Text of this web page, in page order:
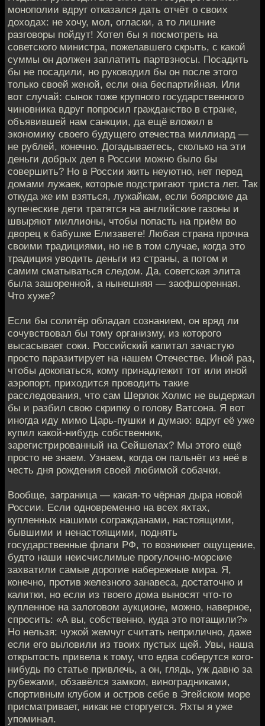
монополии вдруг отказался дать отчёт о своих
доходах: не хочу, мол, огласки, а то лишние
разговоры пойдут! Хотел бы я посмотреть на
советского министра, пожелавшего скрыть, с какой
суммы он должен заплатить партвзносы. Посадить
бы не посадили, но руководил бы он после этого
только своей женой, если она беспартийная. Или
вот случай: сынок тоже крупного государственного
чиновника вдруг попросил гражданство в стране,
объявившей нам санкции, да ещё вложил в
экономику своего будущего отечества миллиард —
не рублей, конечно. Догадываетесь, сколько на эти
деньги добрых дел в России можно было бы
совершить? Но в России жить неуютно, нет перед
домами лужаек, которые подстригают триста лет. Так
откуда же им взяться, лужайкам, если боярские да
купеческие дети тратятся на английские газоны и
швыряют миллионы, чтобы попасть на приём во
дворец к бабушке Елизавете! Любая страна прочна
своими традициями, но не в том случае, когда это
традиция уводить деньги из страны, а потом и
самим сматываться следом. Да, советская элита
была зашоренной, а нынешняя — заофшоренная.
Что хуже?
Если бы солитёр обладал сознанием, он вряд ли
сочувствовал бы тому организму, из которого
высасывает соки. Российский капитал зачастую
просто паразитирует на нашем Отечестве. Иной раз,
чтобы докопаться, кому принадлежит тот или иной
аэропорт, приходится проводить такие
расследования, что сам Шерлок Холмс не выдержал
бы и разбил свою скрипку о голову Ватсона. Я вот
иногда иду мимо Царь-пушки и думаю: вдруг её уже
купил какой-нибудь собственник,
зарегистрированный на Сейшелах? Мы этого ещё
просто не знаем. Узнаем, когда он пальнёт из неё в
честь дня рождения своей любимой собачки.
Вообще, заграница — какая-то чёрная дыра новой
России. Если одновременно на всех яхтах,
купленных нашими согражданами, настоящими,
бывшими и ненастоящими, поднять
государственные флаги РФ, то возникнет ощущение,
будто наши неисчислимые прогулочно-морские
захватили самые дорогие набережные мира. Я,
конечно, против железного занавеса, достаточно и
калитки, но если из твоего дома выносят что-то
купленное на залоговом аукционе, можно, наверное,
спросить: «А вы, собственно, куда это потащили?»
Но нельзя: чужой жемчуг считать неприлично, даже
если его выловили из твоих пустых щей. Увы, наша
открытость привела к тому, что едва соберутся кого-
нибудь по статье привлечь, а он, глядь, уж давно за
рубежами, обзавёлся замком, виноградниками,
спортивным клубом и остров себе в Эгейском море
присматривает, никак не сторгуется. Яхты я уже
упоминал.